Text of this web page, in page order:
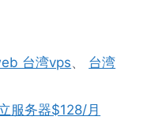
台湾vps、 台湾
服务器$128/月